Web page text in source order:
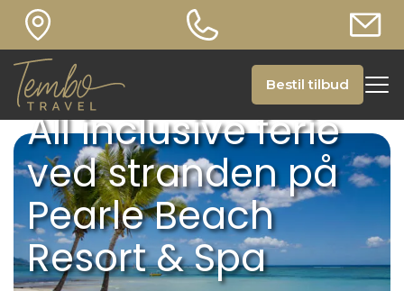
Bestil tilbud
All inclusive ferie
ved stranden på
Pearle Beach
Resort & Spa